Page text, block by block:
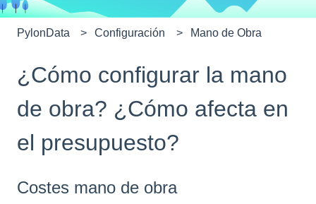
PylonData Configuración Mano de Obra
¿Cómo configurar la mano
de obra? ¿Cómo afecta en
el presupuesto?
Costes mano de obra